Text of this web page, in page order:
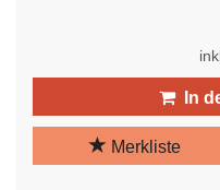
In
Merkliste